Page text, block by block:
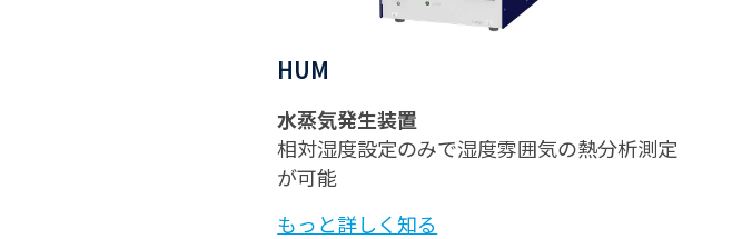
HUM
水蒸気発生装置
相対湿度設定のみで湿度雰囲気の熱分析測定
が可能
もっと詳しく知る